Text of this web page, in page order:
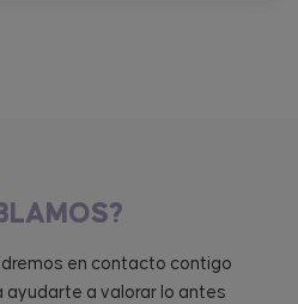
en contacto contigo
ayudarte a valorar lo antes